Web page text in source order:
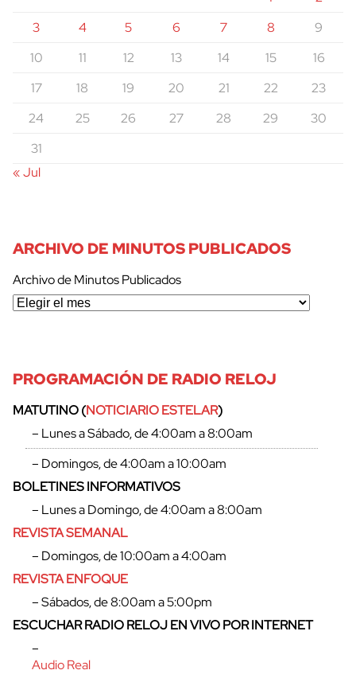
3
4 5 6 7 8
9
10
11 12 13 14 15
16
17
18 19 20 21 22
23
24
25 26 27 28 29
30
31
« Jul
ARCHIVO DE MINUTOS PUBLICADOS
Archivo de Minutos Publicados
PROGRAMACIÓN DE RADIO RELOJ
MATUTINO (NOTICIARIO ESTELAR)
– Lunes a Sábado, de 4:00am a 8:00am
– Domingos, de 4:00am a 10:00am
BOLETINES INFORMATIVOS
– Lunes a Domingo, de 4:00am a 8:00am
REVISTA SEMANAL
– Domingos, de 10:00am a 4:00am
REVISTA ENFOQUE
– Sábados, de 8:00am a 5:00pm
ESCUCHAR RADIO RELOJ EN VIVO POR INTERNET
–
Audio Real